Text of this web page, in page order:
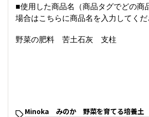
■使用した商品名（商品タグでどの商
場合はこちらに商品名を入力してくだ
野菜の肥料 苦土石灰 支柱
Minoka みのか 野菜を育てる培養